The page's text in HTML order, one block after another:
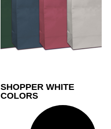
SHOPPER WHITE
COLORS